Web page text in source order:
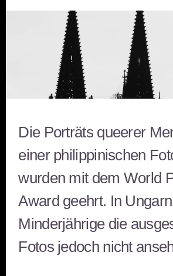
Die Porträts queerer
einer philippinischen
wurden mit dem World
Award geehrt. In
Minderjährige die
Fotos jedoch nicht